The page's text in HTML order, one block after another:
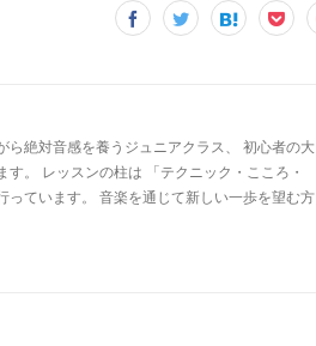
絶対音感を養うジュニアクラス、 初心者の大
。 レッスンの柱は 「テクニック・こころ・
ています。 音楽を通じて新しい一歩を望む方